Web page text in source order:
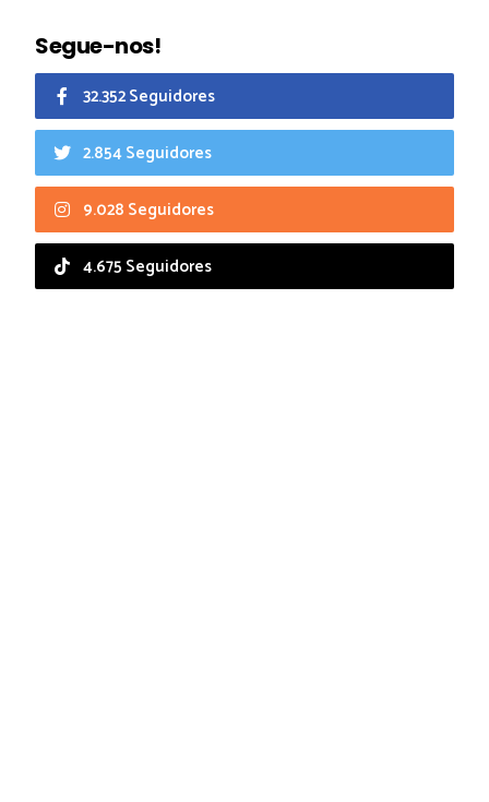
Segue-nos!
32.352 Seguidores
2.854 Seguidores
9.028 Seguidores
4.675 Seguidores